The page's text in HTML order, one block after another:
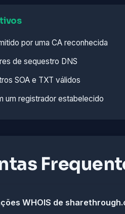
por uma CA reconhecida
de sequestro DNS
SOA e TXT válidos
um registrador estabelecido
WHOIS de